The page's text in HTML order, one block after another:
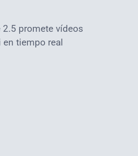
2.5 promete vídeos
en tiempo real